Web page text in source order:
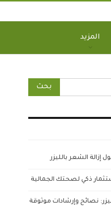
المزيد
إزالة الشعر بالليزر
ذكي لصحتك الجمالية
نصائح وإرشادات موثوقة